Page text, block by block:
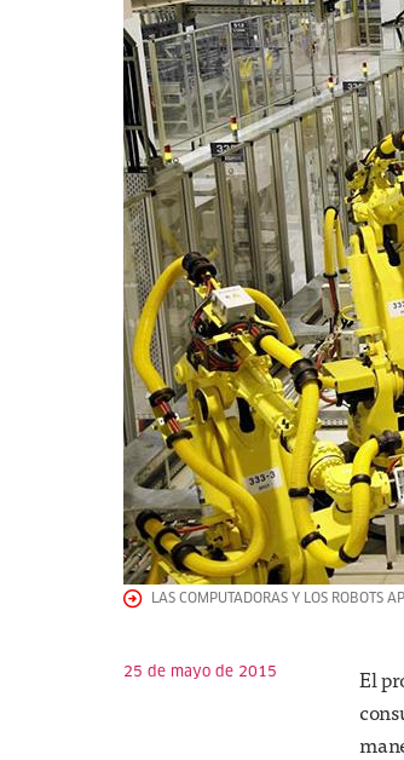
LAS COMPUTADORAS Y LOS ROBOTS
25 de mayo de 2015
El